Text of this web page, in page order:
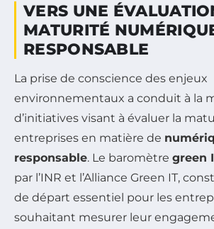
VERS UNE
MATURITÉ
RESPONSABLE
La prise de conscience des enjeux
environnementaux a conduit à la
d’initiatives visant à évaluer la
entreprises en matière de
responsable. Le baromètre green
par l’INR et l’Alliance Green IT,
de départ essentiel pour les
souhaitant mesurer leur